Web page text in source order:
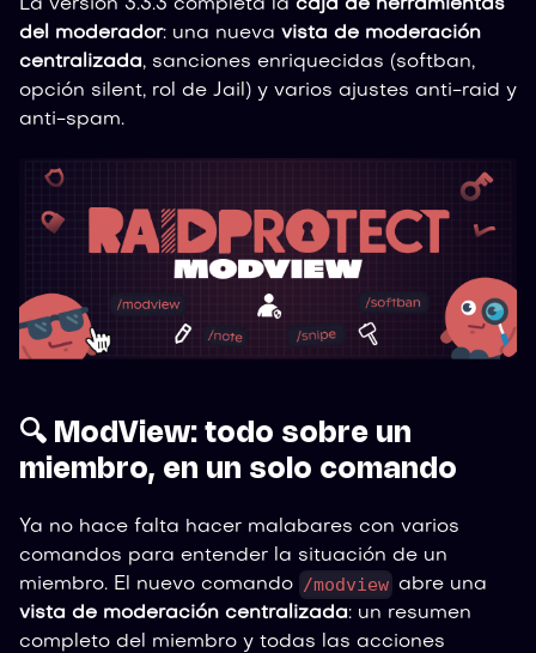
La versión 3.3.3 completa la caja de herramientas
del moderador: una nueva vista de moderación
centralizada, sanciones enriquecidas (softban,
opción silent, rol de Jail) y varios ajustes anti-raid y
anti-spam.
🔍 ModView: todo sobre un
miembro, en un solo comando
Ya no hace falta hacer malabares con varios
comandos para entender la situación de un
miembro. El nuevo comando /modview abre una
vista de moderación centralizada: un resumen
completo del miembro y todas las acciones